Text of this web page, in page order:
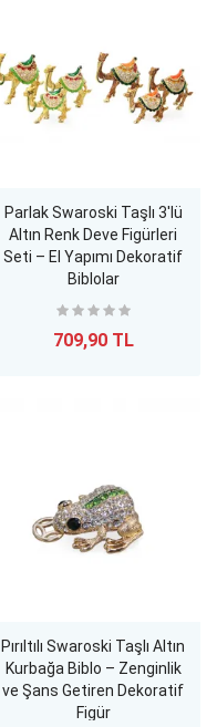
Parlak Swaroski Taşlı 3'lü
Altın Renk Deve Figürleri
Seti – El Yapımı Dekoratif
Biblolar
709,90 TL
Pırıltılı Swaroski Taşlı Altın
Kurbağa Biblo – Zenginlik
ve Şans Getiren Dekoratif
Figür